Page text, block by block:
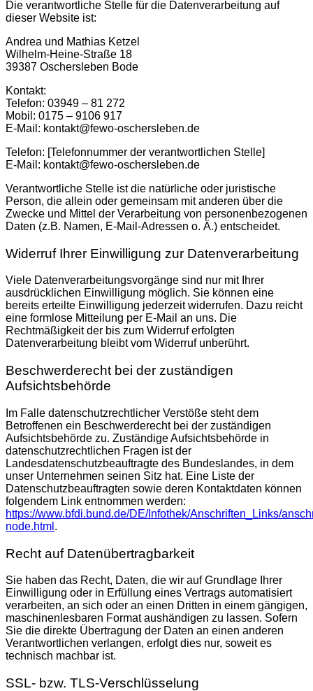
Die verantwortliche Stelle für die Datenverarbeitung auf
dieser Website ist:
Andrea und Mathias Ketzel
Wilhelm-Heine-Straße 18
39387 Oschersleben Bode
Kontakt:
Telefon: 03949 – 81 272
Mobil: 0175 – 9106 917
E-Mail: kontakt@fewo-oschersleben.de
Telefon: [Telefonnummer der verantwortlichen Stelle]
E-Mail: kontakt@fewo-oschersleben.de
Verantwortliche Stelle ist die natürliche oder juristische
Person, die allein oder gemeinsam mit anderen über die
Zwecke und Mittel der Verarbeitung von personenbezogenen
Daten (z.B. Namen, E-Mail-Adressen o. Ä.) entscheidet.
Widerruf Ihrer Einwilligung zur Datenverarbeitung
Viele Datenverarbeitungsvorgänge sind nur mit Ihrer
ausdrücklichen Einwilligung möglich. Sie können eine
bereits erteilte Einwilligung jederzeit widerrufen. Dazu reicht
eine formlose Mitteilung per E-Mail an uns. Die
Rechtmäßigkeit der bis zum Widerruf erfolgten
Datenverarbeitung bleibt vom Widerruf unberührt.
Beschwerderecht bei der zuständigen
Aufsichtsbehörde
Im Falle datenschutzrechtlicher Verstöße steht dem
Betroffenen ein Beschwerderecht bei der zuständigen
Aufsichtsbehörde zu. Zuständige Aufsichtsbehörde in
datenschutzrechtlichen Fragen ist der
Landesdatenschutzbeauftragte des Bundeslandes, in dem
unser Unternehmen seinen Sitz hat. Eine Liste der
Datenschutzbeauftragten sowie deren Kontaktdaten können
folgendem Link entnommen werden:
https://www.bfdi.bund.de/DE/Infothek/Anschriften_Links/
node.html .
Recht auf Datenübertragbarkeit
Sie haben das Recht, Daten, die wir auf Grundlage Ihrer
Einwilligung oder in Erfüllung eines Vertrags automatisiert
verarbeiten, an sich oder an einen Dritten in einem gängigen,
maschinenlesbaren Format aushändigen zu lassen. Sofern
Sie die direkte Übertragung der Daten an einen anderen
Verantwortlichen verlangen, erfolgt dies nur, soweit es
technisch machbar ist.
SSL- bzw. TLS-Verschlüsselung